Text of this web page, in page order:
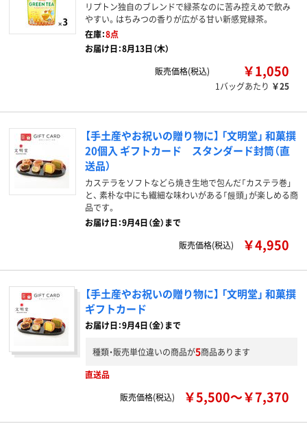
リプトン独自のブレンドで緑茶なのに苦み控えめで飲み
やすい。はちみつの香りが広がる甘い新感覚緑茶。
在庫：8点
お届け日：8月13日（木）
販売価格(税込)
￥1,050
1バッグあたり ￥25
【手土産やお祝いの贈り物に】 「文明堂」 和菓撰
20個入 ギフトカード スタンダード封筒（直
送品）
カステラをソフトなどら焼き生地で包んだ「カステラ巻」
と、 素朴な中にも繊細な味わいがある「饅頭」が楽しめる商
品です。
お届け日：9月4日（金）まで
販売価格(税込)
￥4,950
【手土産やお祝いの贈り物に】 「文明堂」 和菓撰
ギフトカード
お届け日：9月4日（金）まで
種類・販売単位違いの商品が5商品あります
直送品
販売価格(税込)
￥5,500～￥7,370